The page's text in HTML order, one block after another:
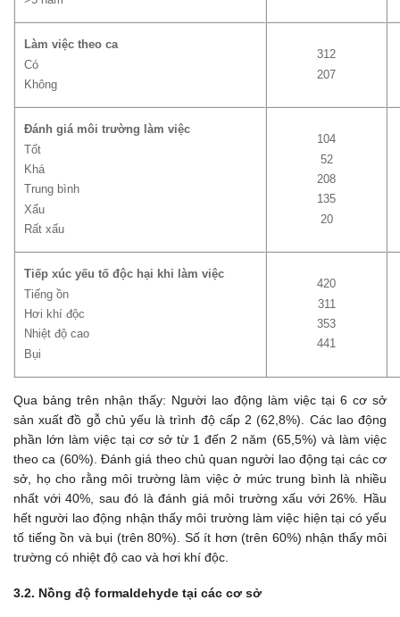
Làm việc theo ca
Có
Không
312
207
Đánh giá môi trường làm việc
Tốt
Khá
Trung bình
Xấu
Rất xấu
104
52
208
135
20
Tiếp xúc yếu tố độc hại khi làm việc
Tiếng ồn
Hơi khí độc
Nhiệt độ cao
Bụi
420
311
353
441
Qua bảng trên nhận thấy: Người lao động làm việc tại 6 cơ sở
sản xuất đồ gỗ chủ yếu là trình độ cấp 2 (62,8%). Các lao động
phần lớn làm việc tại cơ sở từ 1 đến 2 năm (65,5%) và làm việc
theo ca (60%). Đánh giá theo chủ quan người lao động tại các cơ
sở, họ cho rằng môi trường làm việc ở mức trung bình là nhiều
nhất với 40%, sau đó là đánh giá môi trường xấu với 26%. Hầu
hết người lao động nhận thấy môi trường làm việc hiện tại có yếu
tố tiếng ồn và bụi (trên 80%). Số ít hơn (trên 60%) nhận thấy môi
trường có nhiệt độ cao và hơi khí độc.
3.2. Nồng độ formaldehyde tại các cơ sở